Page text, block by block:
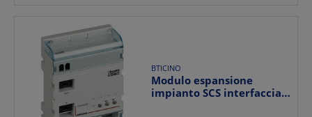
BTICINO
Modulo espansione
impianto SCS interfaccia